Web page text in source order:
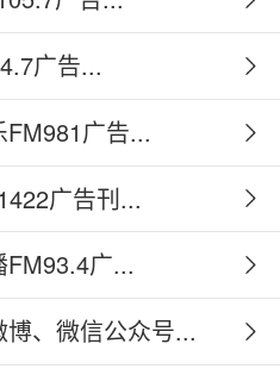
广告...
广告...
广告刊...
广...
、微信公众号...